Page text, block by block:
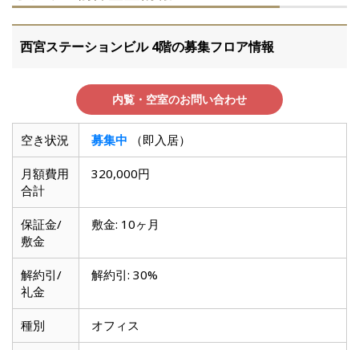
奈良県
滋賀県
兵庫県
奈良県
西宮ステーションビル 4階の募集フロア情報
内覧・空室のお問い合わせ
空き状況 募集中 （即入居）
月額費用
合計
320,000円
保証金/
敷金
敷金: 10ヶ月
解約引/
礼金
解約引: 30%
種別 オフィス